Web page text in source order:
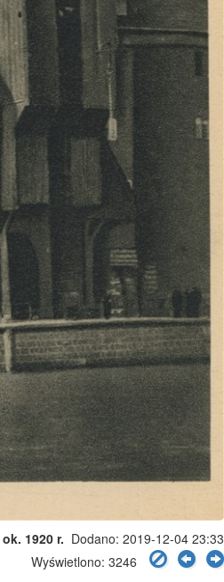
ok. 1920 r. Dodano: 2019-12-04 23:33
Wyświetlono: 3246